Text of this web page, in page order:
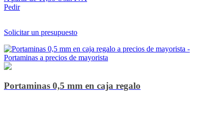
Pedir
Solicitar un presupuesto
Portaminas 0,5 mm en caja regalo